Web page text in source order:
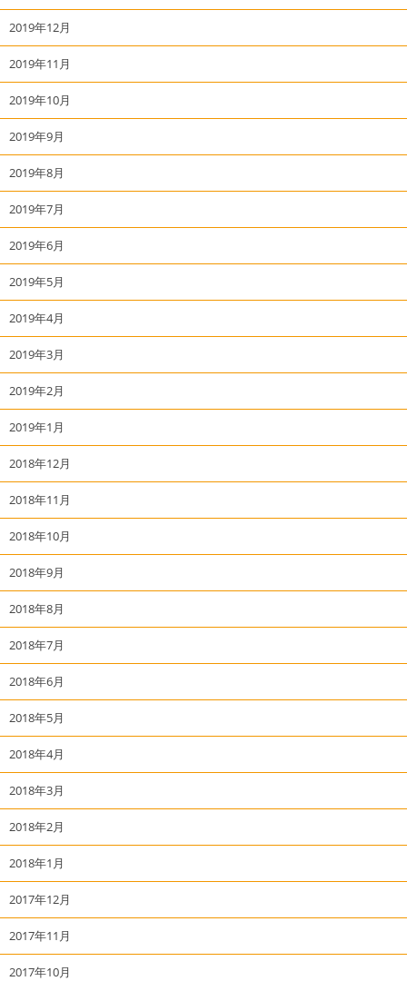
2019年12月
2019年11月
2019年10月
2019年9月
2019年8月
2019年7月
2019年6月
2019年5月
2019年4月
2019年3月
2019年2月
2019年1月
2018年12月
2018年11月
2018年10月
2018年9月
2018年8月
2018年7月
2018年6月
2018年5月
2018年4月
2018年3月
2018年2月
2018年1月
2017年12月
2017年11月
2017年10月